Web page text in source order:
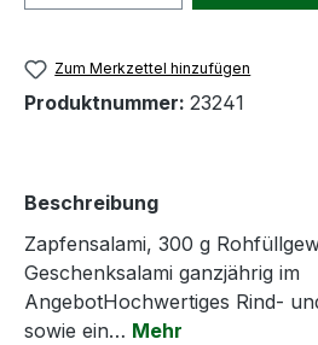
Zum Merkzettel hinzufügen
Produktnummer: 23241
Beschreibung
Zapfensalami, 300 g
Geschenksalami ganzjährig im
AngebotHochwertiges Rind-
sowie ein… Mehr